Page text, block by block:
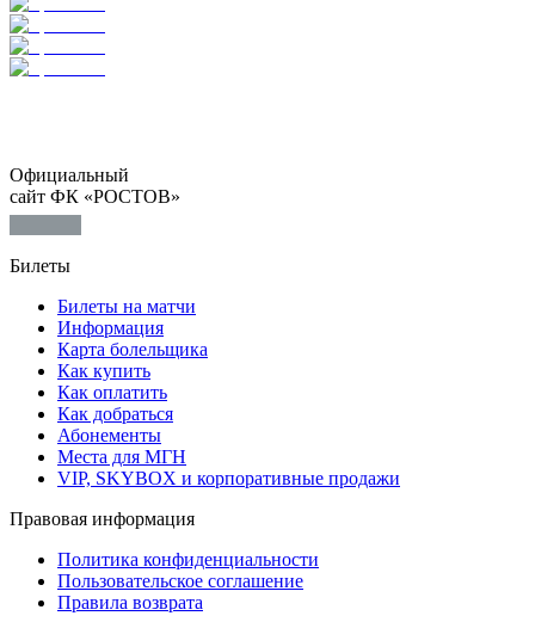
Официальный
сайт ФК «РОСТОВ»
Билеты
Билеты на матчи
Информация
Карта болельщика
Как купить
Как оплатить
Как добраться
Абонементы
Места для МГН
VIP, SKYBOX и корпоративные продажи
Правовая информация
Политика конфиденциальности
Пользовательское соглашение
Правила возврата